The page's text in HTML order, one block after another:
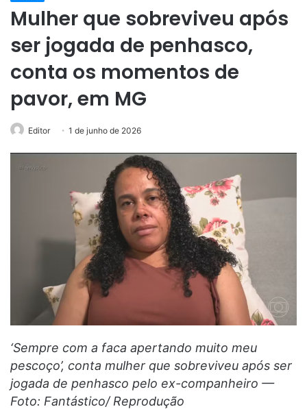
Mulher que sobreviveu após
ser jogada de penhasco,
conta os momentos de
pavor, em MG
Editor 1 de junho de 2026
‘Sempre com a faca apertando muito meu
pescoço’, conta mulher que sobreviveu após ser
jogada de penhasco pelo ex-companheiro —
Foto: Fantástico/ Reprodução